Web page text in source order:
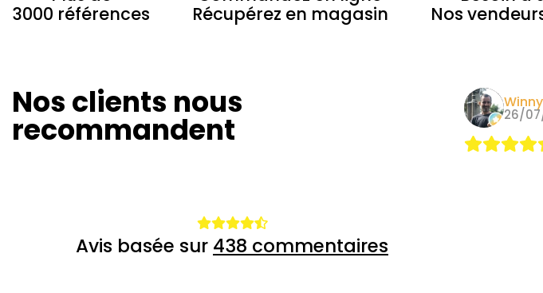
3000 références
Récupérez en magasin
Nos
Nos clients nous
recommandent
Avis basée sur 438 commentaires
Olivier Revol
24/08/2024 26/